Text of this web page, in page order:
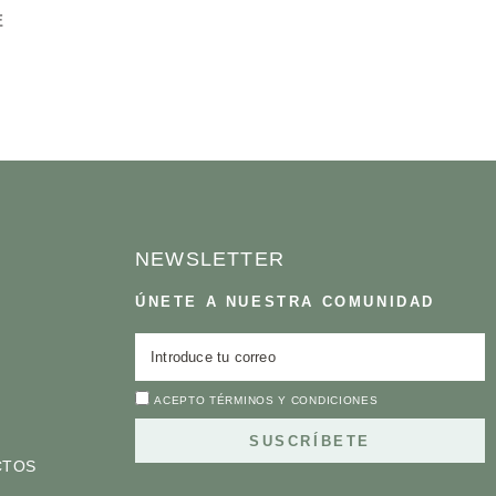
NEWSLETTER
ÚNETE A NUESTRA COMUNIDAD
ACEPTOTÉRMINOS Y CONDICIONES
SUSCRÍBETE